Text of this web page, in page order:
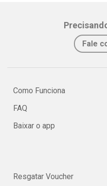
Fale
Como Funciona
FAQ
Baixar o app
Resgatar Voucher